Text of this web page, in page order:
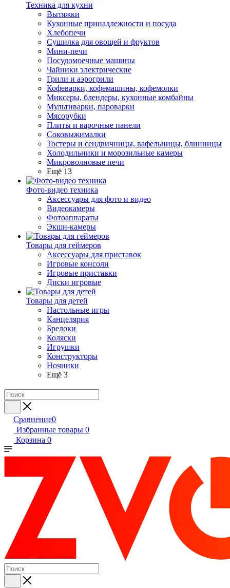
Техника для кухни
Вытяжки
Кухонные принадлежности и посуда
Хлебопечи
Сушилка для овощей и фруктов
Мини-печи
Посудомоечные машины
Чайники электрические
Грили и аэрогрили
Кофеварки, кофемашины, кофемолки
Миксеры, блендеры, кухонные комбайны
Мультиварки, пароварки
Мясорубки
Плиты и варочные панели
Соковыжималки
Тостеры и сендвичницы, вафельницы, блинницы
Холодильники и морозильные камеры
Микроволновые печи
Ещё 13
Фото-видео техника
Аксессуары для фото и видео
Видеокамеры
Фотоаппараты
Экшн-камеры
Товары для геймеров
Аксессуары для приставок
Игровые консоли
Игровые приставки
Диски игровые
Товары для детей
Настольные игры
Канцелярия
Брелоки
Коляски
Игрушки
Конструкторы
Ночники
Ещё 3
Сравнение0
Избранные товары 0
Корзина 0